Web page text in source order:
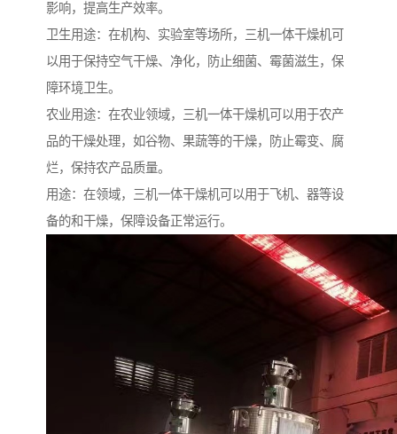
影响，提高生产效率。
卫生用途：在机构、实验室等场所，三机一体干燥机可
以用于保持空气干燥、净化，防止细菌、霉菌滋生，保
障环境卫生。
农业用途：在农业领域，三机一体干燥机可以用于农产
品的干燥处理，如谷物、果蔬等的干燥，防止霉变、腐
烂，保持农产品质量。
用途：在领域，三机一体干燥机可以用于飞机、器等设
备的和干燥，保障设备正常运行。